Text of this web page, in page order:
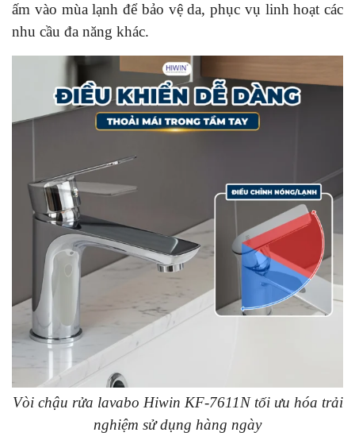
ấm vào mùa lạnh để bảo vệ da, phục vụ linh hoạt các
nhu cầu đa năng khác.
Vòi chậu rửa lavabo Hiwin KF-7611N tối ưu hóa trải
nghiệm sử dụng hàng ngày